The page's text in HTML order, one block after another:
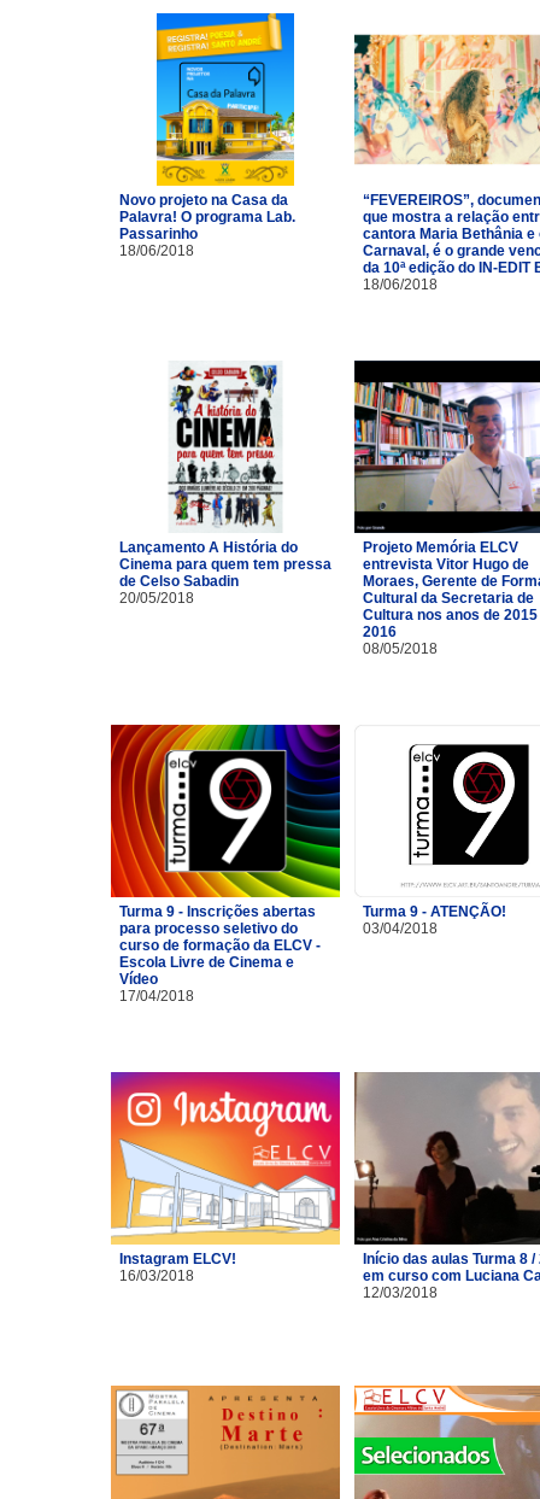
Novo projeto na Casa da
Palavra! O programa Lab.
Passarinho
18/06/2018
“FEVEREIROS”,
que mostra a relação
cantora Maria Bethânia e
Carnaval, é o grande
da 10ª edição do IN-EDIT
18/06/2018
Lançamento A História do
Cinema para quem tem pressa
de Celso Sabadin
20/05/2018
Projeto Memória ELCV
entrevista Vitor Hugo de
Moraes, Gerente de
Cultural da Secretaria de
Cultura nos anos de 2015
2016
08/05/2018
Turma 9 - Inscrições abertas
para processo seletivo do
curso de formação da ELCV -
Escola Livre de Cinema e
Vídeo
17/04/2018
Turma 9 - ATENÇÃO!
03/04/2018
Instagram ELCV!
16/03/2018
Início das aulas Turma 8 /
em curso com Luciana
12/03/2018